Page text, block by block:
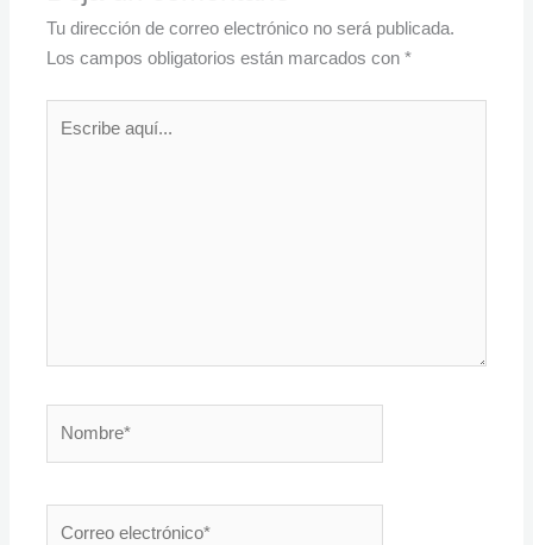
Tu dirección de correo electrónico no será publicada.
Los campos obligatorios están marcados con*